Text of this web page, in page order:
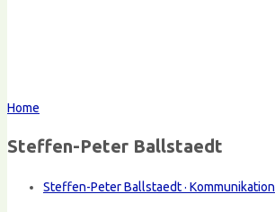
Home
Steffen-Peter Ballstaedt
Steffen-Peter Ballstaedt · Kommunikation